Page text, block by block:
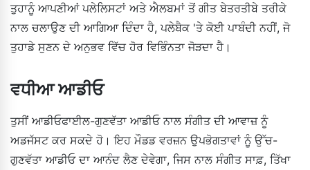
ਤੁਹਾਨੂੰ ਆਪਣੀਆਂ ਪਲੇਲਿਸਟਾਂ ਅਤੇ ਐਲਬਮਾਂ ਤੋਂ ਗੀਤ ਬੇਤਰਤੀਬੇ ਤਰੀਕੇ
ਨਾਲ ਚਲਾਉਣ ਦੀ ਆਗਿਆ ਦਿੰਦਾ ਹੈ, ਪਲੇਬੈਕ 'ਤੇ ਕੋਈ ਪਾਬੰਦੀ ਨਹੀਂ, ਜੋ
ਤੁਹਾਡੇ ਸੁਣਨ ਦੇ ਅਨੁਭਵ ਵਿੱਚ ਹੋਰ ਵਿਭਿੰਨਤਾ ਜੋੜਦਾ ਹੈ।
ਵਧੀਆ ਆਡੀਓ
ਤੁਸੀਂ ਆਡੀਓਫਾਈਲ-ਗੁਣਵੱਤਾ ਆਡੀਓ ਨਾਲ ਸੰਗੀਤ ਦੀ ਆਵਾਜ਼ ਨੂੰ
ਅਡਜੱਸਟ ਕਰ ਸਕਦੇ ਹੋ। ਇਹ ਮੌਡਡ ਵਰਜ਼ਨ ਉਪਭੋਗਤਾਵਾਂ ਨੂੰ ਉੱਚ-
ਗੁਣਵੱਤਾ ਆਡੀਓ ਦਾ ਆਨੰਦ ਲੈਣ ਦੇਵੇਗਾ, ਜਿਸ ਨਾਲ ਸੰਗੀਤ ਸਾਫ਼, ਤਿੱਖਾ